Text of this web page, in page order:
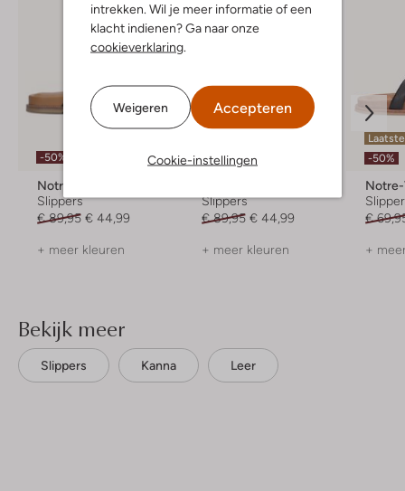
intrekken. Wil je meer informatie of een
klacht indienen? Ga naar onze
cookieverklaring.
Weigeren Accepteren
Cookie-instellingen
-50%
Notre-V
Slippers
€ 89,95 € 44,99
+ meer kleuren
-50%
Slippers
€ 89,95 € 44,99
+ meer kleuren
-50%
€
+
Bekijk meer
Slippers Kanna Leer